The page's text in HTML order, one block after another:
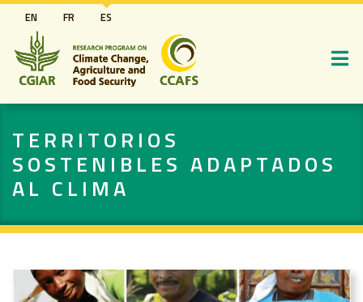
Pasar
al
contenido
principal
EN FR ES
TERRITORIOS
SOSTENIBLES ADAPTADOS
AL CLIMA